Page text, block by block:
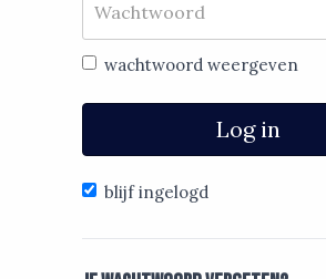
wachtwoord weergeven
Log in
blijf ingelogd